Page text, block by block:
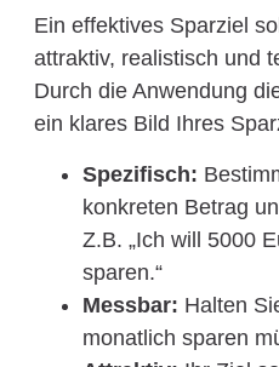
Ein effektives Sparziel
attraktiv, realistisch und
Durch die Anwendung
ein klares Bild Ihres
Spezifisch:
konkreten Betrag
Z.B. „Ich will 5000
sparen.“
Messbar: Halten
monatlich sparen